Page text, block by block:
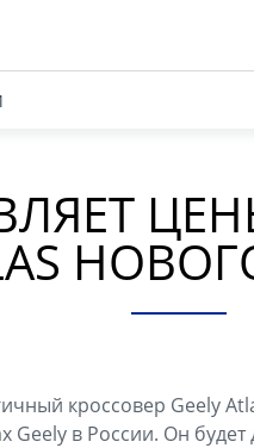
кроссовер Geely
в России. Он будет